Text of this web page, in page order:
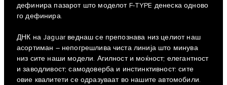
дефинира пазарот што моделот F-TYPE денеска одново
го дефинира.
ДНК на Jaguar веднаш се препознава низ целиот наш
асортиман – непогрешлива чиста линија што минува
низ сите наши модели. Агилност и моќност; елегантност
и заводливост; самодоверба и инстинктивност: сите
овие квалитети се одразуваат во нашите автомобили.